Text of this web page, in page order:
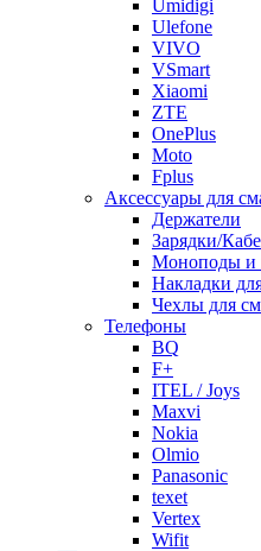
Umidigi
Ulefone
VIVO
VSmart
Xiaomi
ZTE
OnePlus
Moto
Fplus
Аксессуары для
Держатели
Зарядки/
Моноподы и
Накладки
Чехлы для
Телефоны
BQ
F+
ITEL / Joys
Maxvi
Nokia
Olmio
Panasonic
texet
Vertex
Wifit